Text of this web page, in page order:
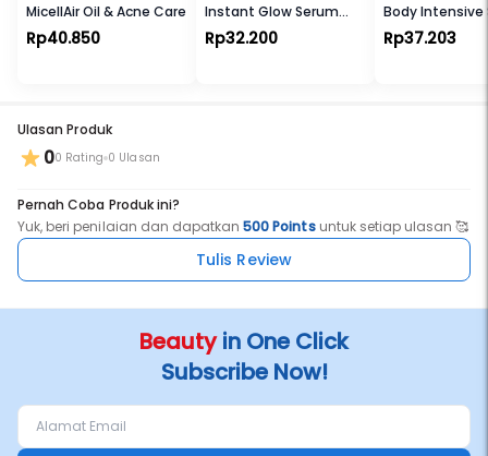
MicellAir Oil & Acne Care
Rp40.850
Instant Glow Serum
180ml
Rp32.200
Body Intensive
Rp37.203
Ulasan Produk
00 Rating 0 Ulasan
Pernah Coba Produk ini?
Yuk, beri penilaian dan dapatkan500 Pointsuntuk setiap ulasan 🥰
Tulis Review
Beautyin One Click
Subscribe Now!